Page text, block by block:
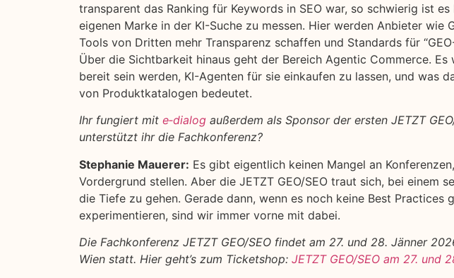
transparent das Ranking für Keywords in SEO war, so schwierig ist
eigenen Marke in der KI-Suche zu messen. Hier werden Anbieter wie
Tools von Dritten mehr Transparenz schaffen und Standards für
Über die Sichtbarkeit hinaus geht der Bereich Agentic Commerce.
bereit sein werden, KI-Agenten für sie einkaufen zu lassen, und was
von Produktkatalogen bedeutet.
Ihr fungiert mit e‑dialog außerdem als Sponsor der ersten JETZT
unterstützt ihr die Fachkonferenz?
Stephanie Mauerer: Es gibt eigentlich keinen Mangel an
Vordergrund stellen. Aber die JETZT GEO/SEO traut sich, bei einem
die Tiefe zu gehen. Gerade dann, wenn es noch keine Best Practices
experimentieren, sind wir immer vorne mit dabei.
Die Fachkonferenz JETZT GEO/SEO findet am 27. und 28. Jänner
Wien statt. Hier geht’s zum Ticketshop: JETZT GEO/SEO am 27. und